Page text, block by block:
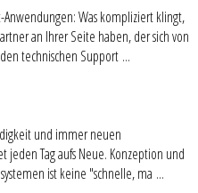
Was kompliziert klingt,
an Ihrer Seite haben, der sich von
technischen Support ...
und immer neuen
jeden Tag aufs Neue. Konzeption und
ist keine "schnelle, ma ...